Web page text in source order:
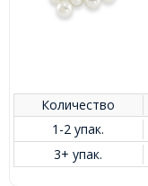
Количество
1-2 упак.
3+ упак.